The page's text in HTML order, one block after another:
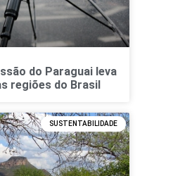
do Paraguai leva
regiões do Brasil
SUSTENTABILIDADE